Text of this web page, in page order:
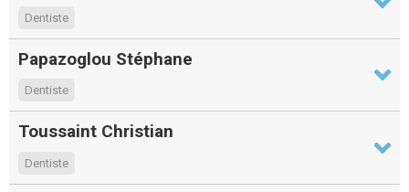
Dentiste
Papazoglou Stéphane
Dentiste
Toussaint Christian
Dentiste